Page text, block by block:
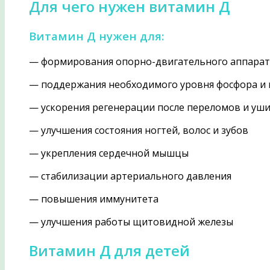
Для чего нужен витамин Д
Витамин Д нужен для:
— формирования опорно-двигательного
— поддержания необходимого уровня фосфора и
— ускорения регенерации после переломов и
— улучшения состояния ногтей, волос и зубов
— укрепления сердечной мышцы
— стабилизации артериального давления
— повышения иммунитета
— улучшения работы щитовидной железы
Витамин Д для детей